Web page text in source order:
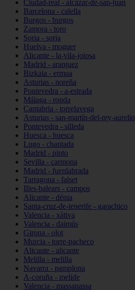
Ciudad-real - alcázar-de-san-juan
Barcelona - calella
Burgos - burgos
Zamora - toro
Soria - soria
Huelva - moguer
Alicante - la-vila-joiosa
Madrid - aranjuez
Bizkaia - ermua
Asturias - noreña
Pontevedra - a-estrada
Málaga - ronda
Cantabria - torrelavega
Asturias - san-martín-del-rey-aurelio
Pontevedra - silleda
Huesca - huesca
Lugo - chantada
Madrid - pinto
Sevilla - carmona
Madrid - fuenlabrada
Tarragona - falset
Illes-balears - campos
Alicante - dénia
Santa-cruz-de-tenerife - garachico
Valencia - xàtiva
Valencia - daimús
Girona - olot
Murcia - torre-pacheco
Alicante - alicante
Melilla - melilla
Navarra - pamplona
A-coruña - melide
Valencia - massanassa